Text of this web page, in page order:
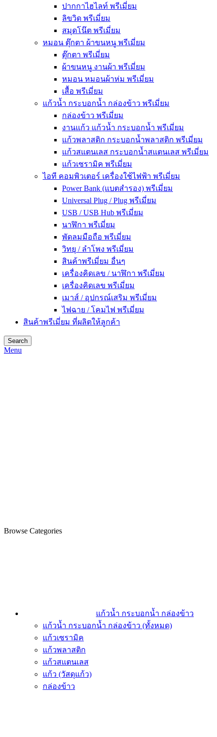
ปากกาไฮไลท์ พรีเมี่ยม
ลิขวิด พรีเมี่ยม
สมุดโน๊ต พรีเมี่ยม
หมอน ตุ๊กตา ผ้าขนหนู พรีเมี่ยม
ตุ๊กตา พรีเมี่ยม
ผ้าขนหนู งานผ้า พรีเมี่ยม
หมอน หมอนผ้าห่ม พรีเมี่ยม
เสื้อ พรีเมี่ยม
แก้วน้ำ กระบอกน้ำ กล่องข้าว พรีเมี่ยม
กล่องข้าว พรีเมี่ยม
งานแก้ว แก้วน้ำ กระบอกน้ำ พรีเมี่ยม
แก้วพลาสติก กระบอกน้ำพลาสติก พรีเมี่ยม
แก้วสแตนเลส กระบอกน้ำสแตนเลส พรีเมี่ยม
แก้วเซรามิค พรีเมี่ยม
ไอที คอมพิวเตอร์ เครื่องใช้ไฟฟ้า พรีเมี่ยม
Power Bank (แบตสำรอง) พรีเมี่ยม
Universal Plug / Plug พรีเมี่ยม
USB / USB Hub พรีเมี่ยม
นาฬิกา พรีเมี่ยม
พัดลมมือถือ พรีเมี่ยม
วิทยุ / ลำโพง พรีเมี่ยม
สินค้าพรีเมี่ยม อื่นๆ
เครื่องคิดเลข / นาฬิกา พรีเมี่ยม
เครื่องคิดเลข พรีเมี่ยม
เมาส์ / อุปกรณ์เสริม พรีเมี่ยม
ไฟฉาย / โคมไฟ พรีเมี่ยม
สินค้าพรีเมี่ยม ที่ผลิตให้ลูกค้า
Search
Menu
Browse Categories
แก้วน้ำ กระบอกน้ำ กล่องข้าว
แก้วน้ำ กระบอกน้ำ กล่องข้าว (ทั้งหมด)
แก้วเซรามิค
แก้วพลาสติก
แก้วสแตนเลส
แก้ว (วัสดุแก้ว)
กล่องข้าว